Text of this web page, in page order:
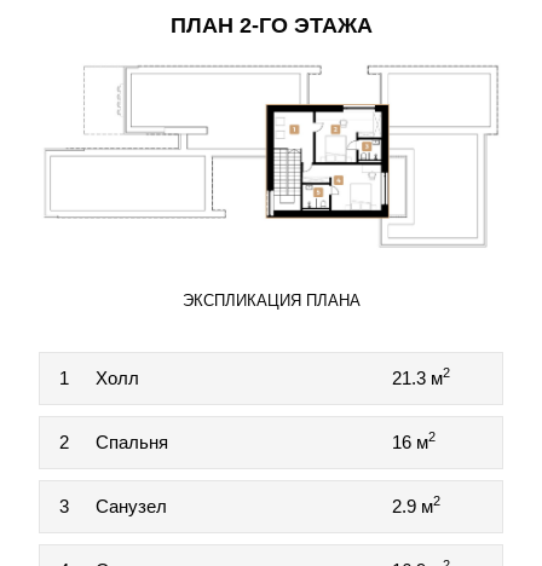
ПЛАН 2-ГО ЭТАЖА
ЭКСПЛИКАЦИЯ ПЛАНА
1 Холл 21.3 м2
2 Спальня 16 м2
3 Санузел 2.9 м2